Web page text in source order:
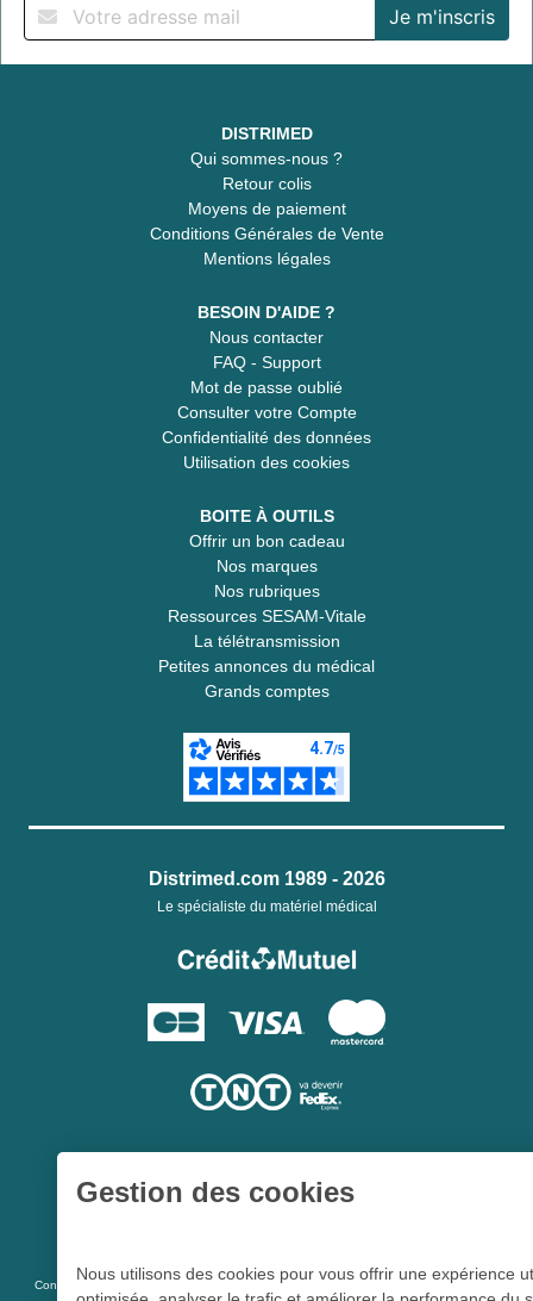
DISTRIMED
Qui sommes-nous ?
Retour colis
Moyens de paiement
Conditions Générales de Vente
Mentions légales
BESOIN D'AIDE ?
Nous contacter
FAQ - Support
Mot de passe oublié
Consulter votre Compte
Confidentialité des données
Utilisation des cookies
BOITE À OUTILS
Offrir un bon cadeau
Nos marques
Nos rubriques
Ressources SESAM-Vitale
La télétransmission
Petites annonces du médical
Grands comptes
Distrimed.com 1989 - 2026
Le spécialiste du matériel médical
Conformément aux articles L 5213-3 du code de la santé publique et à l’arrêté du
Gestion des cookies
Nous utilisons des cookies pour vous offrir une expérience